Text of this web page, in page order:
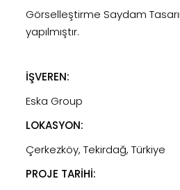
Görselleştirme Saydam
yapılmıştır.
İŞVEREN:
Eska Group
LOKASYON:
Çerkezköy, Tekirdağ, Türkiye
PROJE TARİHİ: